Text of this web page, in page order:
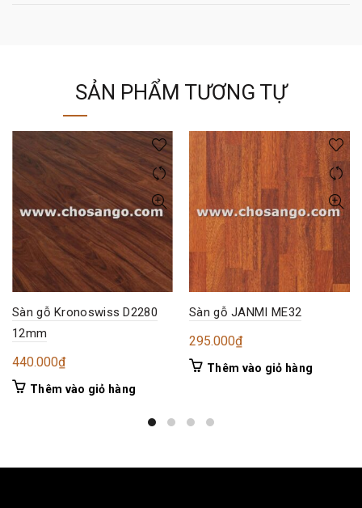
SẢN PHẨM TƯƠNG TỰ
Sàn gỗ Kronoswiss D2280
12mm
440.000₫
Thêm vào giỏ hàng
Sàn gỗ JANMI ME32
295.000₫
Thêm vào giỏ hàng